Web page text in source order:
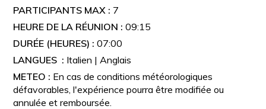
PARTICIPANTS MAX : 7
HEURE DE LA RÉUNION :09:15
DURÉE (HEURES) :07:00
LANGUES : Italien | Anglais
METEO : En cas de conditions météorologiques
défavorables, l'expérience pourra être modifiée ou
annulée et remboursée.